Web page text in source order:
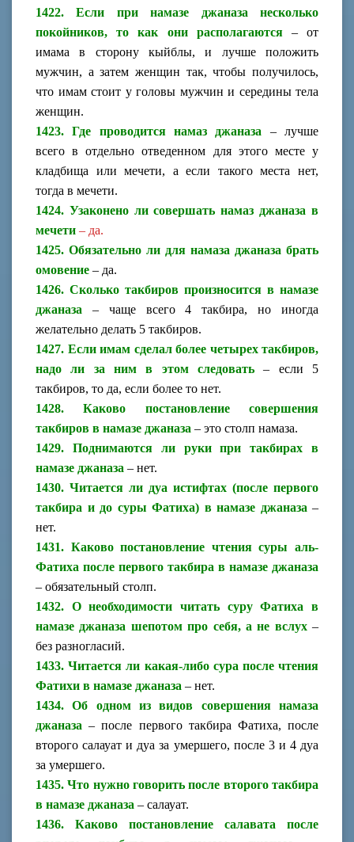
1422. Если при намазе джаназа несколько
покойников, то как они располагаются– от
имама в сторону кыйблы, и лучше положить
мужчин, а затем женщин так, чтобы получилось,
что имам стоит у головы мужчин и середины тела
женщин.
1423. Где проводится намаз джаназа
– лучше
всего в отдельно отведенном для этого месте у
кладбища или мечети, а если такого места нет,
тогда в мечети.
1424. Узаконено ли совершать намаз джаназа в
мечети – да.
1425. Обязательно ли для намаза джаназа брать
омовение – да.
1426. Сколько такбиров произносится в намазе
джаназа
– чаще всего 4 такбира, но иногда
желательно делать 5 такбиров.
1427. Если имам сделал более четырех такбиров,
надо ли за ним в этом следовать
– если 5
такбиров, то да, если более то нет.
1428. Каково постановление совершения
такбиров в намазе джаназа – это столп намаза.
1429. Поднимаются ли руки при такбирах в
намазе джаназа – нет.
1430. Читается ли дуа истифтах (после первого
такбира и до суры Фатиха) в намазе джаназа –
нет.
1431. Каково постановление чтения суры аль-
Фатиха после первого такбира в намазе джаназа
– обязательный столп.
1432. О необходимости читать суру Фатиха в
намазе джаназа шепотом про себя, а не вслух –
без разногласий.
1433. Читается ли какая-либо сура после чтения
Фатихи в намазе джаназа – нет.
1434. Об одном из видов совершения намаза
джаназа – после первого такбира Фатиха, после
второго салауат и дуа за умершего, после 3 и 4 дуа
за умершего.
1435. Что нужно говорить после второго такбира
в намазе джаназа – салауат.
1436. Каково постановление салавата после